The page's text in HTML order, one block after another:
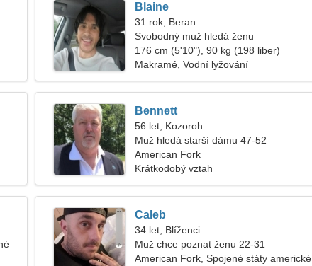
Blaine
31 rok, Beran
Svobodný muž hledá ženu
176 cm (5'10"), 90 kg (198 liber)
Makramé, Vodní lyžování
Bennett
56 let, Kozoroh
Muž hledá starší dámu 47-52
American Fork
Krátkodobý vztah
Caleb
34 let, Blíženci
Muž chce poznat ženu 22-31
American Fork, Spojené státy americké